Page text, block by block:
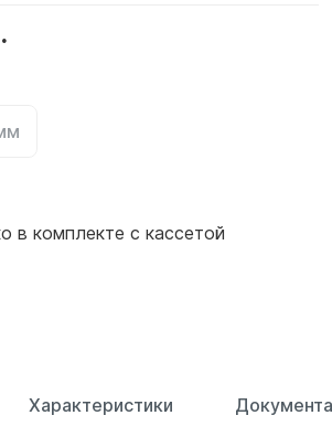
в комплекте с кассетой
Характеристики